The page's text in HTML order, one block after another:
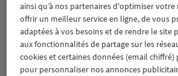
Lesthématiques
Aidants Catastrophes naturelles
ainsi qu’à nos partenaires d'optimiser
offrir un meilleur service en ligne, de vous
adaptées à vos besoins et de rendre le site
aux fonctionnalités de partage sur les
cookies et certaines données (email
pour personnaliser nos annonces